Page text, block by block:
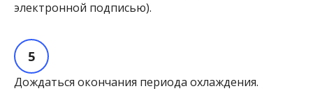
электронной подписью).
Дождаться окончания периода охлаждения.